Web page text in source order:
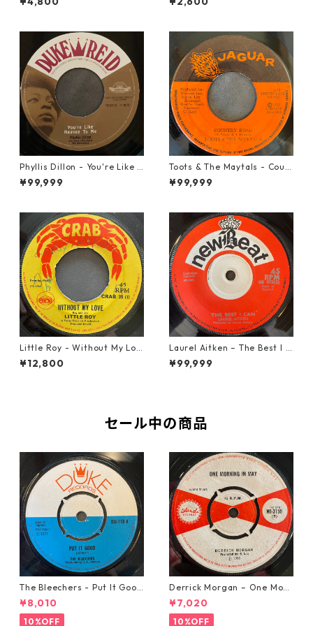
Phyllis Dillon - You're Like H
eaven To Me【7-21913】
¥99,999
Toots & The Maytals - Coun
try Road【7-21951】
¥99,999
Little Roy - Without My Lov
e【7-21990】
¥12,800
Laurel Aitken ‎– The Best I C
an【7-22012】
¥99,999
セール中の商品
The Bleechers - Put It Good
【7-21637】
¥8,010
10%OFF
Derrick Morgan – One Morn
ing In May【7-21653】
¥7,020
10%OFF